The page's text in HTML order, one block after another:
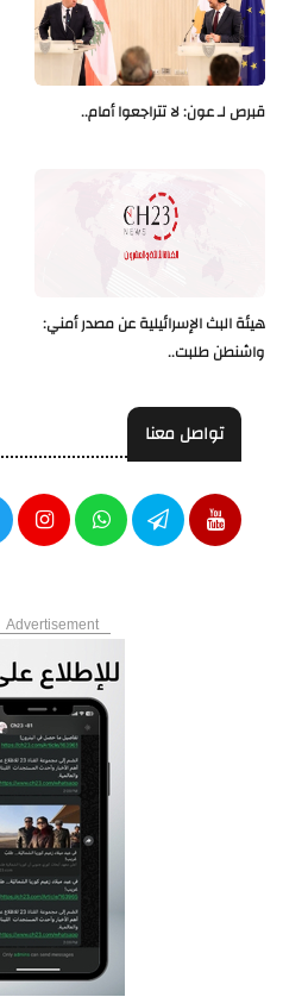
قبرص لـ عون: لا تتراجعوا أمام..
هيئة البث الإسرائيلية عن مصدر أمني:
واشنطن طلبت..
تواصل معنا
Advertisement